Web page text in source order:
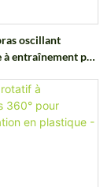
oscillant
à entraînement par